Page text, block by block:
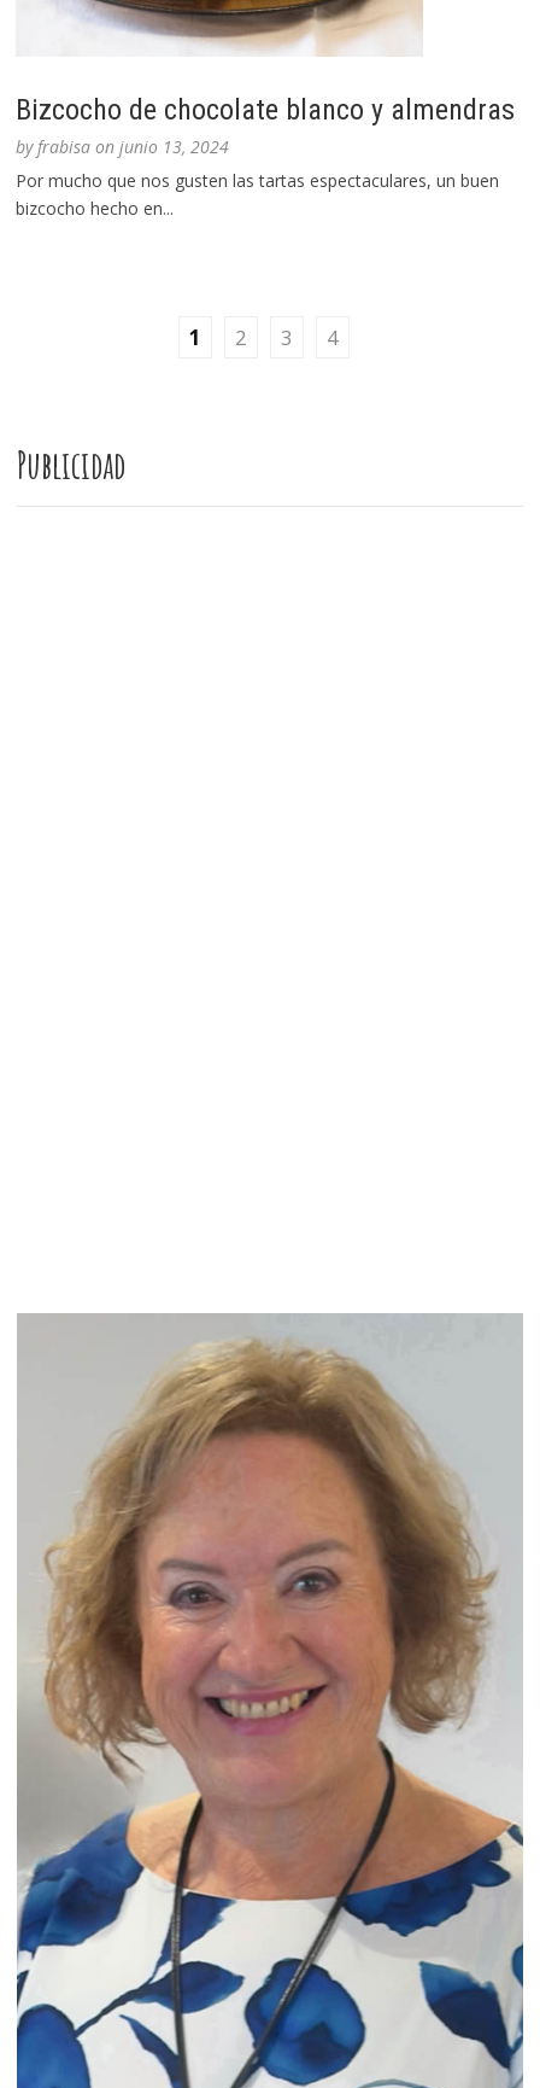
Bizcocho de chocolate blanco y almendras
byfrabisa onjunio 13, 2024
Por mucho que nos gusten las tartas espectaculares, un buen
bizcocho hecho en...
1 2 3 4
Publicidad